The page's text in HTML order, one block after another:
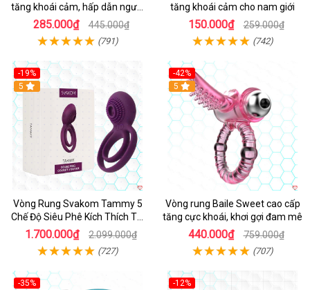
tăng khoái cảm, hấp dẫn người
dùng
285.000₫ 445.000₫
(791)
tăng khoái cảm cho nam giới
150.000₫ 259.000₫
(742)
-19%
5
Vòng Rung Svakom Tammy 5
Chế Độ Siêu Phê Kích Thích Tối
Đa
1.700.000₫ 2.099.000₫
(727)
-42%
5
Vòng rung Baile Sweet cao cấp
tăng cực khoái, khơi gợi đam mê
440.000₫ 759.000₫
(707)
-35%
-12%